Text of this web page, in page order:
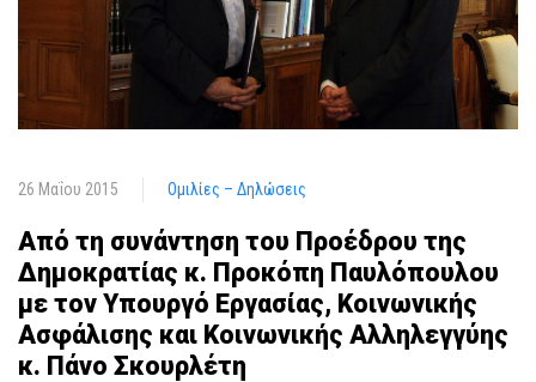
26 Μαΐου 2015 Ομιλίες – Δηλώσεις
Από τη συνάντηση του Προέδρου της
Δημοκρατίας κ. Προκόπη Παυλόπουλου
με τον Υπουργό Εργασίας, Κοινωνικής
Ασφάλισης και Κοινωνικής Αλληλεγγύης
κ. Πάνο Σκουρλέτη